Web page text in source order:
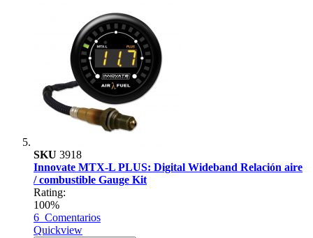
SKU 3918
Innovate MTX-L PLUS: Digital Wideband Relación aire
/ combustible Gauge Kit
Rating:
100%
6 Comentarios
Quickview